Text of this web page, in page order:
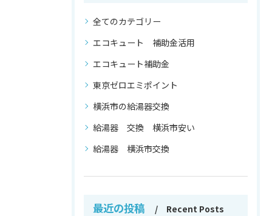
全てのカテゴリー
エコキュート 補助金活用
エコキュート補助金
東京ゼロエミポイント
横浜市の給湯器交換
給湯器 交換 横浜市安い
給湯器 横浜市交換
最近の投稿 Recent Posts